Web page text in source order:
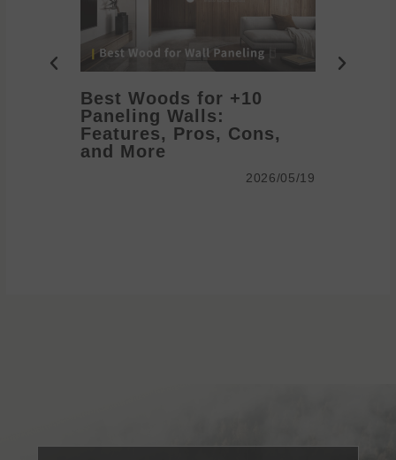
10+ Best Woods for
Paneling Walls:
Features, Pros, Cons,
and More
2026/05/19